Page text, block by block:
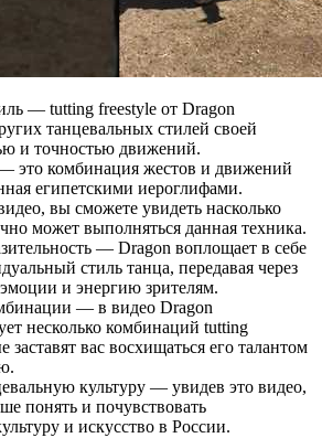
— tutting freestyle от Dragon
танцевальных стилей своей
и точностью движений.
это комбинация жестов и движений
египетскими иероглифами.
вы сможете увидеть насколько
может выполняться данная техника.
— Dragon воплощает в себе
стиль танца, передавая через
и энергию зрителям.
— в видео Dragon
несколько комбинаций tutting
заставят вас восхищаться его талантом
культуру — увидев это видео,
понять и почувствовать
и искусство в России.